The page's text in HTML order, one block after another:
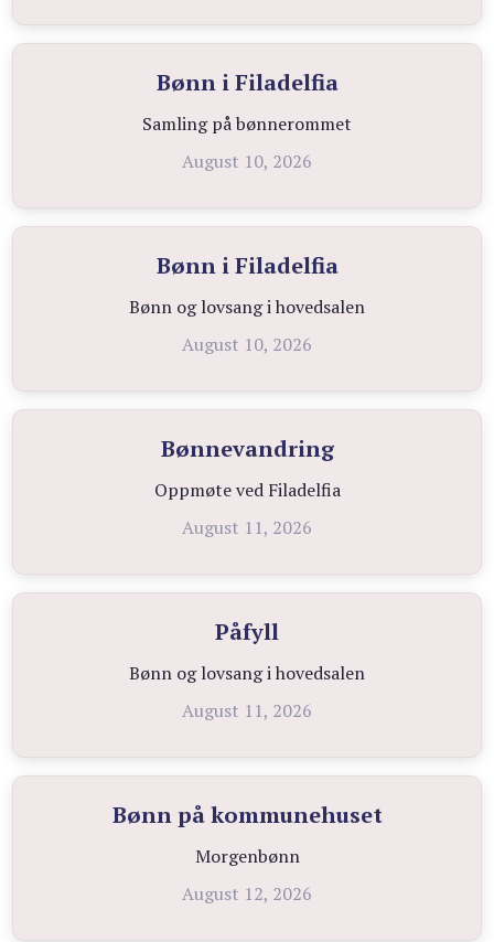
Bønn i Filadelfia
Samling på bønnerommet
August 10, 2026
Bønn i Filadelfia
Bønn og lovsang i hovedsalen
August 10, 2026
Bønnevandring
Oppmøte ved Filadelfia
August 11, 2026
Påfyll
Bønn og lovsang i hovedsalen
August 11, 2026
Bønn på kommunehuset
Morgenbønn
August 12, 2026